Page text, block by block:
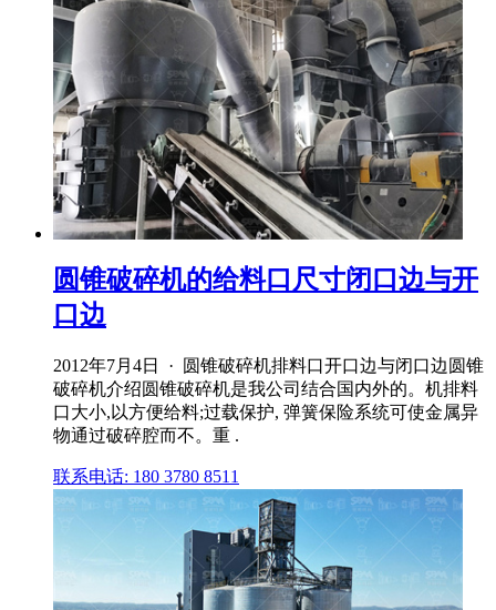
圆锥破碎机的给料口尺寸闭口边与开
口边
2012年7月4日 · 圆锥破碎机排料口开口边与闭口边圆锥
破碎机介绍圆锥破碎机是我公司结合国内外的。机排料
口大小,以方便给料;过载保护, 弹簧保险系统可使金属异
物通过破碎腔而不。重 .
联系电话: 180 3780 8511